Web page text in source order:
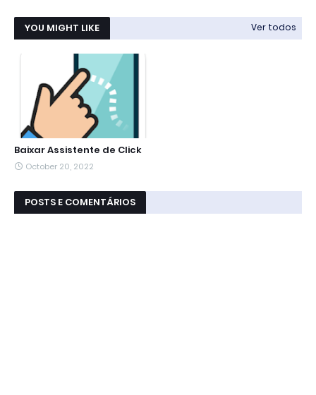
YOU MIGHT LIKE Ver todos
Baixar Assistente de Click
October 20, 2022
POSTS E COMENTÁRIOS